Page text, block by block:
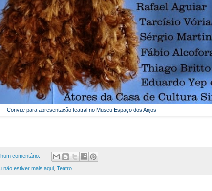
Convite para apresentação teatral no Museu Espaço dos Anjos
comentário:
não estiver mais aqui Teatro